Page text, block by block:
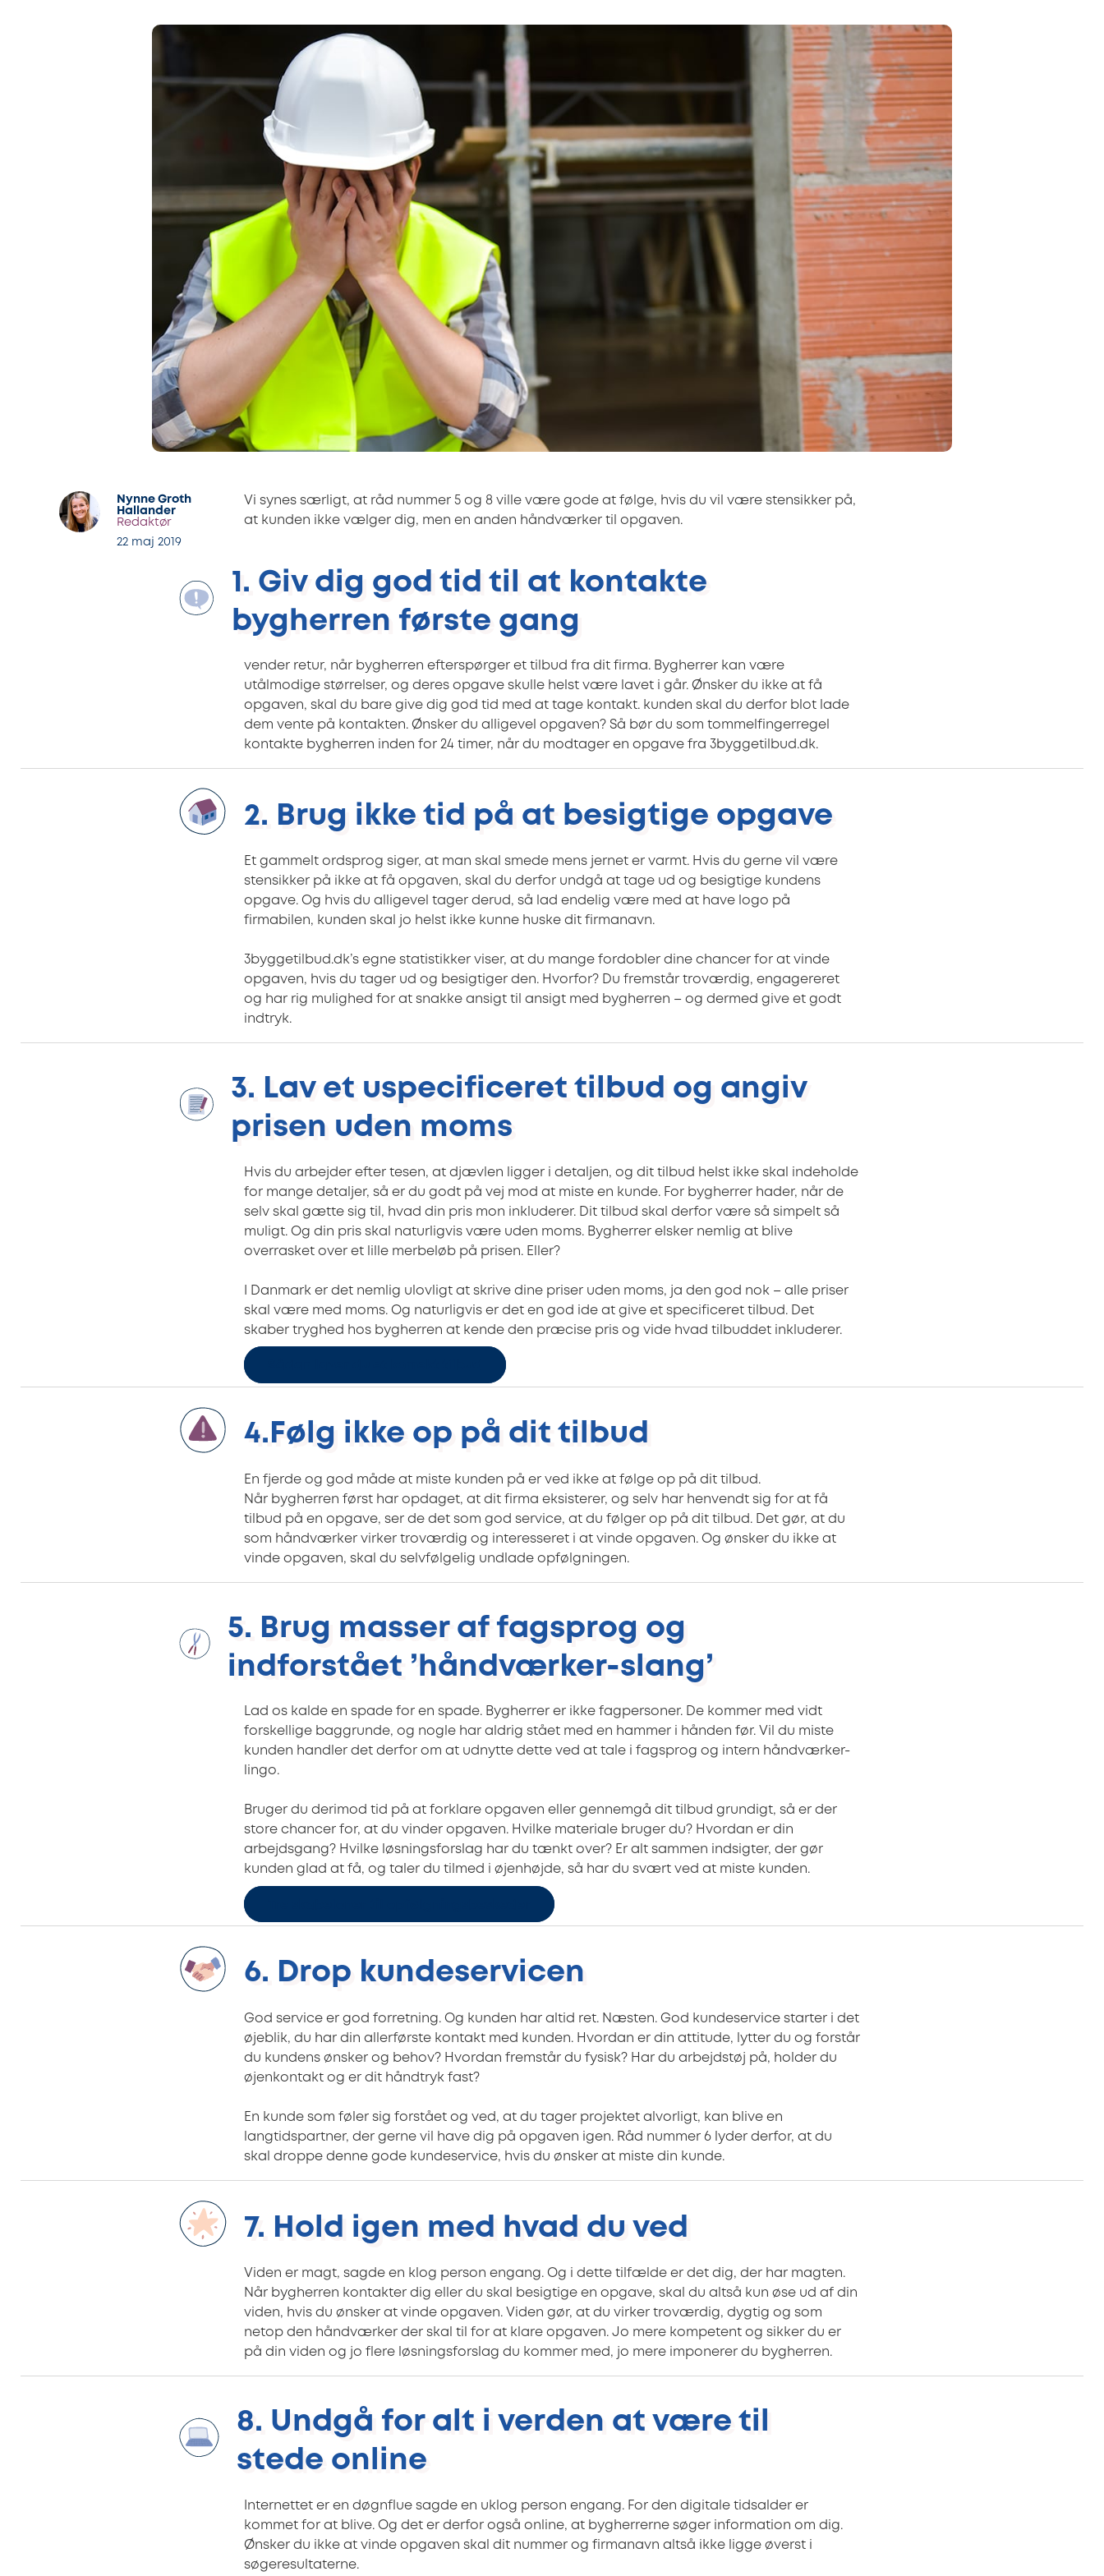
Nynne Groth
Hallander
Redaktør
22 maj 2019
Vi synes særligt, at råd nummer 5 og 8 ville være gode at følge, hvis du vil være stensikker på,
at kunden ikke vælger dig, men en anden håndværker til opgaven.
1. Giv dig god tid til at kontakte
bygherren første gang
vender retur, når bygherren efterspørger et tilbud fra dit firma. Bygherrer kan være
utålmodige størrelser, og deres opgave skulle helst være lavet i går. Ønsker du ikke at få
opgaven, skal du bare give dig god tid med at tage kontakt. kunden skal du derfor blot lade
dem vente på kontakten. Ønsker du alligevel opgaven? Så bør du som tommelfingerregel
kontakte bygherren inden for 24 timer, når du modtager en opgave fra 3byggetilbud.dk.
2. Brug ikke tid på at besigtige opgave
Et gammelt ordsprog siger, at man skal smede mens jernet er varmt. Hvis du gerne vil være
stensikker på ikke at få opgaven, skal du derfor undgå at tage ud og besigtige kundens
opgave. Og hvis du alligevel tager derud, så lad endelig være med at have logo på
firmabilen, kunden skal jo helst ikke kunne huske dit firmanavn.
3byggetilbud.dk’s egne statistikker viser, at du mange fordobler dine chancer for at vinde
opgaven, hvis du tager ud og besigtiger den. Hvorfor? Du fremstår troværdig, engagereret
og har rig mulighed for at snakke ansigt til ansigt med bygherren – og dermed give et godt
indtryk.
3. Lav et uspecificeret tilbud og angiv
prisen uden moms
Hvis du arbejder efter tesen, at djævlen ligger i detaljen, og dit tilbud helst ikke skal indeholde
for mange detaljer, så er du godt på vej mod at miste en kunde. For bygherrer hader, når de
selv skal gætte sig til, hvad din pris mon inkluderer. Dit tilbud skal derfor være så simpelt så
muligt. Og din pris skal naturligvis være uden moms. Bygherrer elsker nemlig at blive
overrasket over et lille merbeløb på prisen. Eller?
I Danmark er det nemlig ulovligt at skrive dine priser uden moms, ja den god nok – alle priser
skal være med moms. Og naturligvis er det en god ide at give et specificeret tilbud. Det
skaber tryghed hos bygherren at kende den præcise pris og vide hvad tilbuddet inkluderer.
4. Følg ikke op på dit tilbud
En fjerde og god måde at miste kunden på er ved ikke at følge op på dit tilbud.
Når bygherren først har opdaget, at dit firma eksisterer, og selv har henvendt sig for at få
tilbud på en opgave, ser de det som god service, at du følger op på dit tilbud. Det gør, at du
som håndværker virker troværdig og interesseret i at vinde opgaven. Og ønsker du ikke at
vinde opgaven, skal du selvfølgelig undlade opfølgningen.
5. Brug masser af fagsprog og
indforstået ’håndværker-slang’
Lad os kalde en spade for en spade. Bygherrer er ikke fagpersoner. De kommer med vidt
forskellige baggrunde, og nogle har aldrig stået med en hammer i hånden før. Vil du miste
kunden handler det derfor om at udnytte dette ved at tale i fagsprog og intern håndværker-
lingo.
Bruger du derimod tid på at forklare opgaven eller gennemgå dit tilbud grundigt, så er der
store chancer for, at du vinder opgaven. Hvilke materiale bruger du? Hvordan er din
arbejdsgang? Hvilke løsningsforslag har du tænkt over? Er alt sammen indsigter, der gør
kunden glad at få, og taler du tilmed i øjenhøjde, så har du svært ved at miste kunden.
6. Drop kundeservicen
God service er god forretning. Og kunden har altid ret. Næsten. God kundeservice starter i det
øjeblik, du har din allerførste kontakt med kunden. Hvordan er din attitude, lytter du og forstår
du kundens ønsker og behov? Hvordan fremstår du fysisk? Har du arbejdstøj på, holder du
øjenkontakt og er dit håndtryk fast?
En kunde som føler sig forstået og ved, at du tager projektet alvorligt, kan blive en
langtidspartner, der gerne vil have dig på opgaven igen. Råd nummer 6 lyder derfor, at du
skal droppe denne gode kundeservice, hvis du ønsker at miste din kunde.
7. Hold igen med hvad du ved
Viden er magt, sagde en klog person engang. Og i dette tilfælde er det dig, der har magten.
Når bygherren kontakter dig eller du skal besigtige en opgave, skal du altså kun øse ud af din
viden, hvis du ønsker at vinde opgaven. Viden gør, at du virker troværdig, dygtig og som
netop den håndværker der skal til for at klare opgaven. Jo mere kompetent og sikker du er
på din viden og jo flere løsningsforslag du kommer med, jo mere imponerer du bygherren.
8. Undgå for alt i verden at være til
stede online
Internettet er en døgnflue sagde en uklog person engang. For den digitale tidsalder er
kommet for at blive. Og det er derfor også online, at bygherrerne søger information om dig.
Ønsker du ikke at vinde opgaven skal dit nummer og firmanavn altså ikke ligge øverst i
søgeresultaterne.